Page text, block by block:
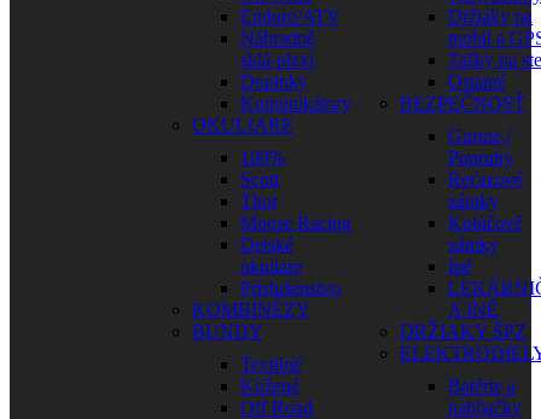
Enduro/ATV
Náhradné
sklá-plexi
Doplnky
Komunikátory
OKULIARE
100%
Scott
Thor
Moose Racing
Detské
okuliare
Príslušenstvo
KOMBINÉZY
BUNDY
Textilné
Kožené
Off Road
Držiaky na
mobil a
Tašky na
Ostatné
BEZPEČNOSŤ
Gurtne /
Popruhy
Reťazové
zámky
Kotúčové
zámky
Iné
A INÉ
DRŽIAKY ŠPZ
Batérie a
nabíjačky